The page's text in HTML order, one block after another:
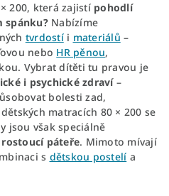
200, která zajistí pohodlí
spánku?Nabízíme
tvrdostíi materiálů –
nebo HR pěnou,
Vybrat dítěti tu pravou je
i psychické zdraví–
bolesti zad,
matracích 80 × 200 se
jsou však speciálně
páteře. Mimoto mívají
s dětskou postelí a